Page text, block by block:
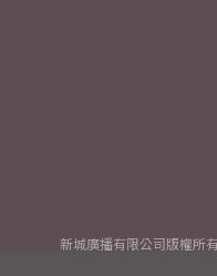
新城廣播有限公司版權所
Corporation Limited. All